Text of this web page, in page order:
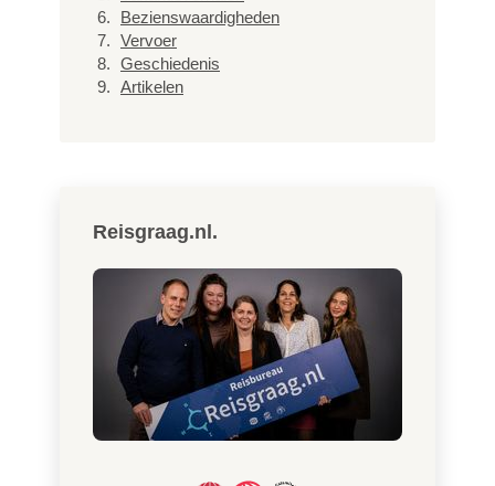
Bezienswaardigheden
Vervoer
Geschiedenis
Artikelen
Reisgraag.nl.